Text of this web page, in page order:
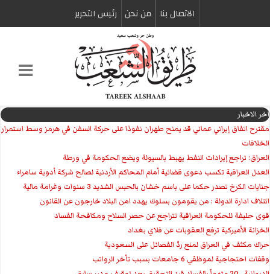
الاتصال بنا من نحن رئیس التحریر
اخر الاخبار
مقترح اتفاق إيراني عماني قد يمنح طهران نفوذا على حركة السفن في هرمز وسط استمرار
الخلافات
العراق: تراجع إيرادات النفط يهبط بالسيولة ويضع الحكومة في ورطة
العدل العراقية تكسب دعوى قضائية أمام المحاكم الأردنية لصالح شركة أدوية سامراء
جنايات الكرخ تصدر حكما على باسم خشان بالحبس الشديد 3 سنوات وغرامة مالية
ائتلاف ادارة الدولة : من يقومون بسلوك يهدد امن البلاد خارجون عن القانون
قوى حليفة للحكومة العراقية تتراجع عن حصر السلاح ومكافحة الفساد
الخزانة الأميركية ترفع العقوبات عن فلاي بغداد
حراك مكثف في العراق لمنع ردّ الفصائل على السعودية
وقفات احتجاجية لموظفي 6 جامعات بسبب تأخر الرواتب